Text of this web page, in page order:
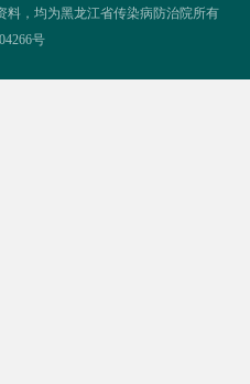
料，均为黑龙江省传染病防治院所有
号